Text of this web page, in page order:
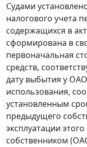
Судами
налогового учета
содержащихся в
сформирована в
первоначальная
средств,
дату выбытия у
использования,
установленным
предыдущего
эксплуатации
собственником